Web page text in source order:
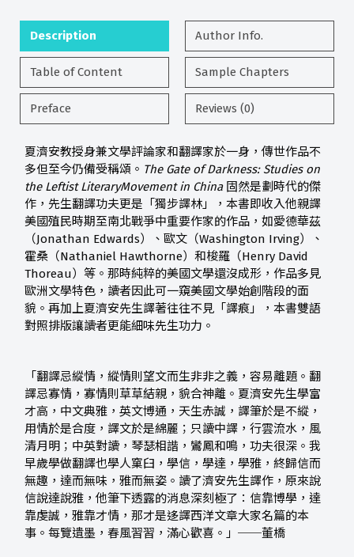
Description Author Info.
Table of Content Sample Chapters
Preface Reviews (0)
夏濟安教授身兼文學評論家和翻譯家於一身，傳世作品不
多但至今仍備受稱頌。 The Gate of Darkness: Studies on
the Leftist LiteraryMovement in China 固然是劃時代的傑
作，先生翻譯功夫更是「獨步譯林」，本書即收入他親譯
美國殖民時期至南北戰爭中重要作家的作品，如愛德華茲
（Jonathan Edwards）、歐文（Washington Irving）、
霍桑（Nathaniel Hawthorne）和梭羅（Henry David
Thoreau）等。那時純粹的美國文學還沒成形，作品多見
歐洲文學特色，讀者因此可一窺美國文學始創階段的面
貌。再加上夏濟安先生譯著往往不見「譯痕」，本書雙語
對照排版讓讀者更能細味先生功力。
「翻譯忌縱情，縱情則望文而生非非之義，容易離題。翻
譯忌寡情，寡情則草草結親，貌合神離。夏濟安先生學富
才高，中文典雅，英文博通，天生赤誠，譯筆於是不縱，
用情於是合度，譯文於是綿麗；只讀中譯，行雲流水，風
清月明；中英對讀，琴瑟相諧，鸞鳳和鳴，功夫很深。我
早歲學做翻譯也學人窠臼，學信，學達，學雅，終歸信而
無趣，達而無味，雅而無姿。讀了濟安先生譯作，原來說
信說達說雅，他筆下透露的消息深刻極了：信靠博學，達
靠虔誠，雅靠才情，那才是迻譯西洋文章大家名篇的本
事。每覽遺墨，春風習習，滿心歡喜。」──董橋